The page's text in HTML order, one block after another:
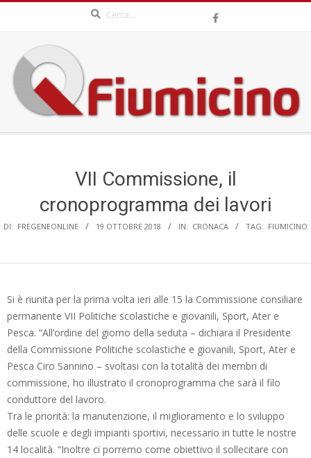
content
QFIUMICINO.COM
VII Commissione, il
cronoprogramma dei lavori
DI: FREGENEONLINE 19 OTTOBRE 2018 IN: CRONACA TAG: FIUMICINO
Si è riunita per la prima volta ieri alle 15 la Commissione consiliare
permanente VII Politiche scolastiche e giovanili, Sport, Ater e
Pesca. “All’ordine del giorno della seduta – dichiara il Presidente
della Commissione Politiche scolastiche e giovanili, Sport, Ater e
Pesca Ciro Sannino – svoltasi con la totalità dei membri di
commissione, ho illustrato il cronoprogramma che sarà il filo
conduttore del lavoro.
Tra le priorità: la manutenzione, il miglioramento e lo sviluppo
delle scuole e degli impianti sportivi, necessario in tutte le nostre
14 località. “Inoltre ci porremo come obiettivo il sollecitare con